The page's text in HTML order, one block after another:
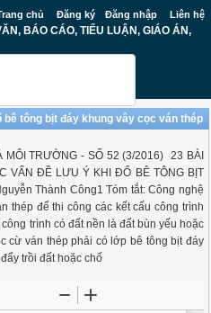
chủ Đăng ký Đăng nhập Liên hệ
BÁO CÁO, TIỂU LUẬN, GIÁO ÁN,
tông bịt đáy khung vây cọc ván thép
MÔI TRƯỜNG - SỐ 52 (3/2016) 23 BÀI
VẤN ĐỀ LƯU Ý KHI ĐỔ BÊ TÔNG BỊT
Thành Công1 Tóm tắt: Công nghệ
thép để thi công các kết cấu công trình
trình có đất nền là đất bùn yếu hoặc
cừ ván thép phải có lớp bê tông bịt đáy
trồi đất hoặc chố